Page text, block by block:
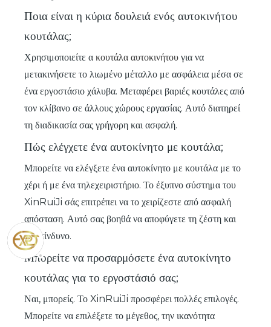
Ποια είναι η κύρια δουλειά ενός αυτοκινήτου
κουτάλας;
Χρησιμοποιείτε α κουτάλα αυτοκινήτου για να
μετακινήσετε το λιωμένο μέταλλο με ασφάλεια μέσα σε
ένα εργοστάσιο χάλυβα. Μεταφέρει βαριές κουτάλες από
τον κλίβανο σε άλλους χώρους εργασίας. Αυτό διατηρεί
τη διαδικασία σας γρήγορη και ασφαλή.
Πώς ελέγχετε ένα αυτοκίνητο με κουτάλα;
Μπορείτε να ελέγξετε ένα αυτοκίνητο με κουτάλα με το
χέρι ή με ένα τηλεχειριστήριο. Το έξυπνο σύστημα του
XinRuiJi σάς επιτρέπει να το χειρίζεστε από ασφαλή
απόσταση. Αυτό σας βοηθά να αποφύγετε τη ζέστη και
τον κίνδυνο.
Μπορείτε να προσαρμόσετε ένα αυτοκίνητο
κουτάλας για το εργοστάσιό σας;
Ναι, μπορείς. Το XinRuiJi προσφέρει πολλές επιλογές.
Μπορείτε να επιλέξετε το μέγεθος, την ικανότητα